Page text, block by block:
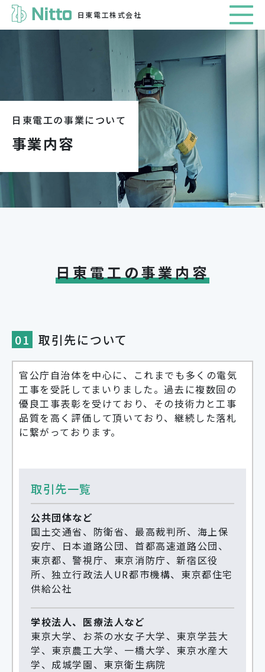
日東電工株式会社
日東電工の事業について
事業内容
日東電工の事業内容
01 取引先について
官公庁自治体を中心に、これまでも多くの電気
工事を受託してまいりました。過去に複数回の
優良工事表彰を受けており、その技術力と工事
品質を高く評価して頂いており、継続した落札
に繋がっております。
取引先一覧
公共団体など
国土交通省、防衛省、最高裁判所、海上保
安庁、日本道路公団、首都高速道路公団、
東京都、警視庁、東京消防庁、新宿区役
所、独立行政法人UR都市機構、東京都住宅
供給公社
学校法人、医療法人など
東京大学、お茶の水女子大学、東京学芸大
学、東京農工大学、一橋大学、東京水産大
学、成城学園、東京衛生病院